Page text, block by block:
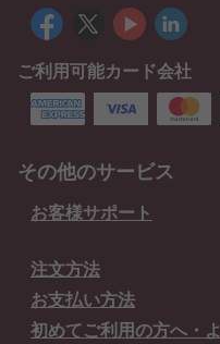
ご利用可能カード会社
その他のサービス
お客様サポート
注文方法
お支払い方法
初めてご利用の方へ・よ